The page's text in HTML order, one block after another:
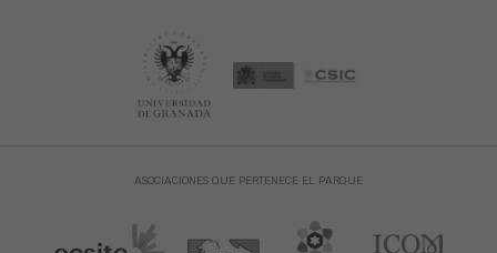
ASOCIACIONES QUE PERTENECE EL PARQUE